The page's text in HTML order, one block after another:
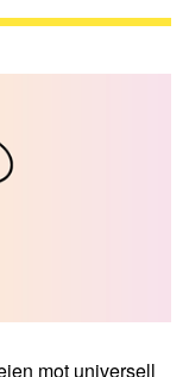
mot universell